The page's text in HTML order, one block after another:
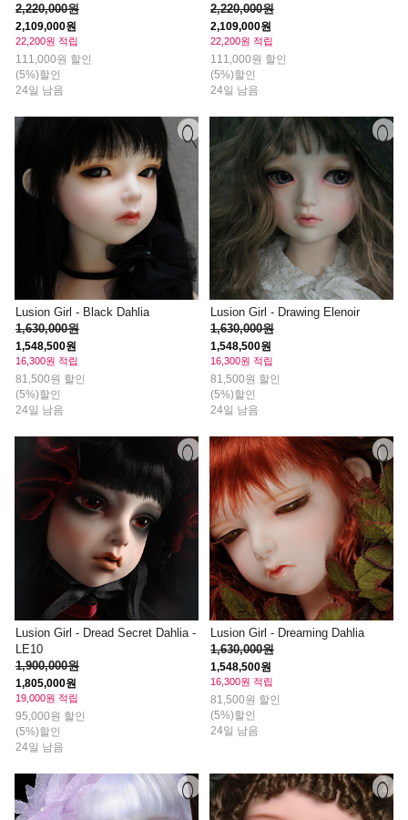
2,220,000원
2,109,000원
22,200원 적립
111,000원 할인
(5%)할인
24일 남음
2,220,000원
2,109,000원
22,200원 적립
111,000원 할인
(5%)할인
24일 남음
Lusion Girl - Black Dahlia
1,630,000원
1,548,500원
16,300원 적립
81,500원 할인
(5%)할인
24일 남음
Lusion Girl - Drawing Elenoir
1,630,000원
1,548,500원
16,300원 적립
81,500원 할인
(5%)할인
24일 남음
Lusion Girl - Dread Secret Dahlia -
LE10
1,900,000원
1,805,000원
19,000원 적립
95,000원 할인
(5%)할인
24일 남음
Lusion Girl - Dreaming Dahlia
1,630,000원
1,548,500원
16,300원 적립
81,500원 할인
(5%)할인
24일 남음